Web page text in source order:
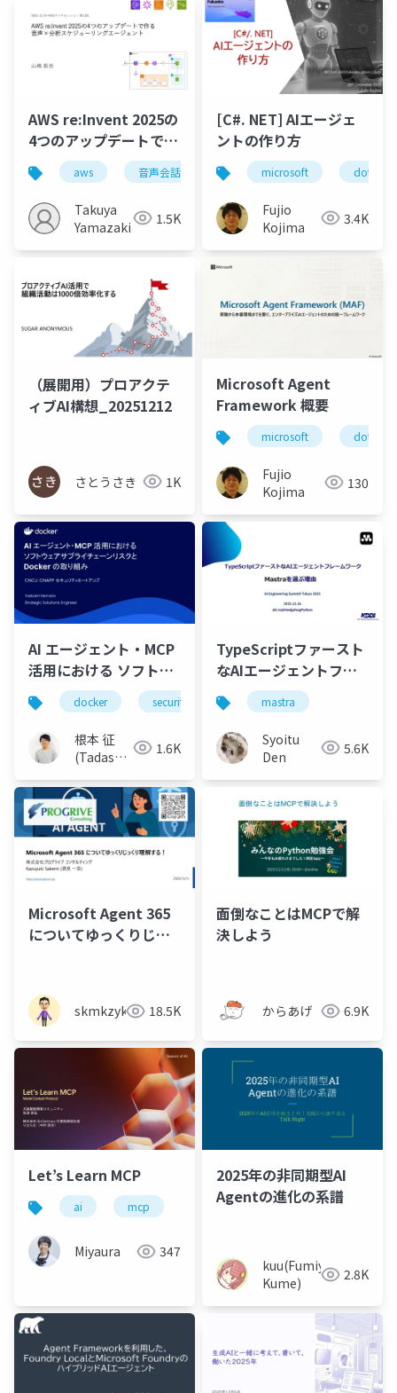
AWS re:Invent 2025の
4つのアップデートで作
る 音声×分析スケジュ
ーリングエージェント
aws 音声会話エージェント lambda durable
Takuya
Yamazaki
1.5K
[C#. NET] AIエージェ
ントの作り方
microsoft dotnet
Fujio
Kojima
3.4K
（展開用）プロアクテ
ィブAI構想_20251212
さとうさき 1K
Microsoft Agent
Framework 概要
microsoft dotnet
Fujio
Kojima
130
AI エージェント・MCP
活用における ソフトウ
ェアサプライチェーン
リスクと Docker の取
り組み
docker security mcp container
根本 征
(Tadashi
1.6K
TypeScriptファースト
なAIエージェントフレ
ームワークMastraを選
ぶ理由
mastra
Syoitu
Den
5.6K
Microsoft Agent 365
についてゆっくりじっ
skmkzyk 18.5K
面倒なことはMCPで解
決しよう
からあげ 6.9K
Let’s Learn MCP
ai mcp
Miyaura 347
2025年の非同期型AI
Agentの進化の系譜
kuu(Fumiya
Kume)
2.8K